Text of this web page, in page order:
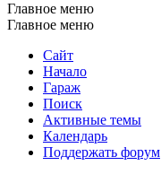
Главное меню
Главное меню
Сайт
Начало
Гараж
Поиск
Активные темы
Календарь
Поддержать форум